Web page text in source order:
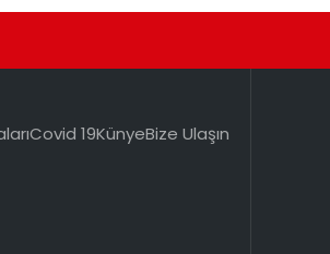
Covid 19KünyeBize Ulaşın